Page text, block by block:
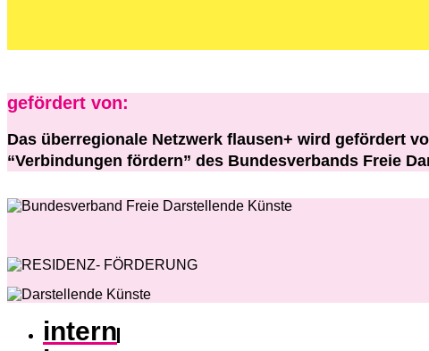
gefördert von:
Das überregionale Netzwerk flausen+ wird gefördert
“Verbindungen fördern” des Bundesverbands Freie
intern